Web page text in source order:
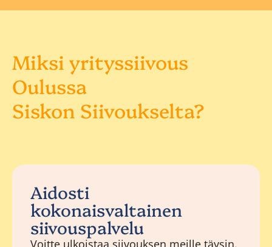
Miksi yrityssiivous
Oulussa
Siskon Siivoukselta?
Aidosti
kokonaisvaltainen
siivouspalvelu
Voitte ulkoistaa siivouksen meille täysin.